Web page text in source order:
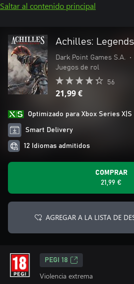
Saltar al contenido principal
Achilles:
Dark Point Games S.A. •
Juegos de rol
56
21,99 €
Optimizado para Xbox Series X|S
Smart Delivery
12 Idiomas admitidos
COMPRAR
21,99 €
AGREGAR A LA LISTA DE
PEGI 18
Violencia extrema